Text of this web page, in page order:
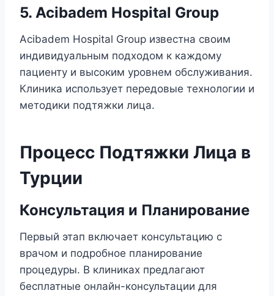
5. Acibadem Hospital Group
Acibadem Hospital Group известна своим
индивидуальным подходом к каждому
пациенту и высоким уровнем обслуживания.
Клиника использует передовые технологии и
методики подтяжки лица.
Процесс Подтяжки Лица в
Турции
Консультация и Планирование
Первый этап включает консультацию с
врачом и подробное планирование
процедуры. В клиниках предлагают
бесплатные онлайн-консультации для